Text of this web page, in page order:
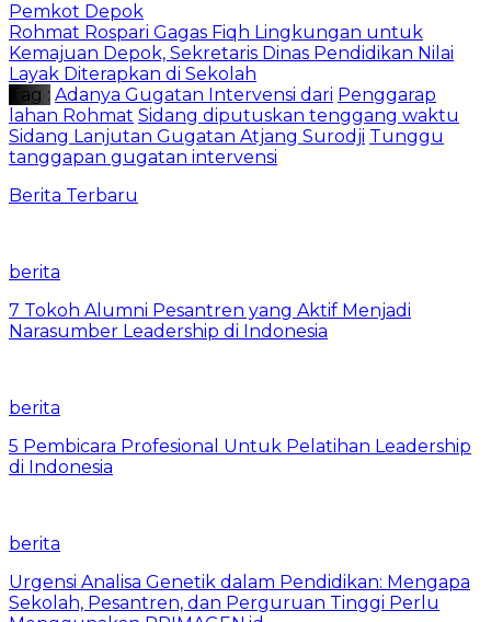
Pemkot Depok
Rohmat Rospari Gagas Fiqh Lingkungan untuk
Kemajuan Depok, Sekretaris Dinas Pendidikan Nilai
Layak Diterapkan di Sekolah
Tag : Adanya Gugatan Intervensi dari Penggarap
lahan Rohmat Sidang diputuskan tenggang waktu
Sidang Lanjutan Gugatan Atjang Surodji Tunggu
tanggapan gugatan intervensi
Berita Terbaru
berita
7 Tokoh Alumni Pesantren yang Aktif Menjadi
Narasumber Leadership di Indonesia
berita
5 Pembicara Profesional Untuk Pelatihan Leadership
di Indonesia
berita
Urgensi Analisa Genetik dalam Pendidikan: Mengapa
Sekolah, Pesantren, dan Perguruan Tinggi Perlu